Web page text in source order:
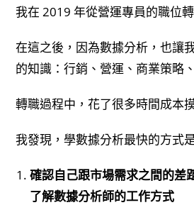
我在 2019 年從營運專員的職位
在這之後，因為數據分析，也讓
的知識：行銷、營運、商業策略
轉職過程中，花了很多時間成本
我發現，學數據分析最快的方式
確認自己跟市場需求之間的差
了解數據分析師的工作方式